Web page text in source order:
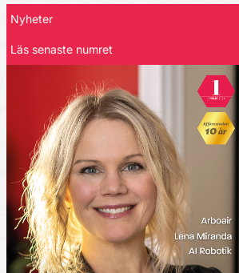
Nyheter
Läs senaste numret